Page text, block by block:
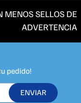
MENOS SELLOS DE
ADVERTENCIA
ENVIAR